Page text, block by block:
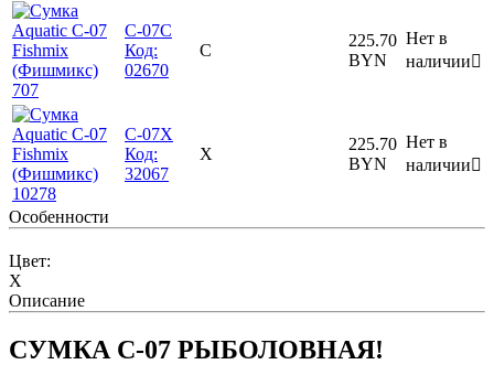
С-07С
Код:
02670
С
225.70
BYN
Нет в
наличии
С-07Х
Код:
32067
Х
225.70
BYN
Нет в
наличии
Особенности
Цвет:
Х
Описание
СУМКА С-07 РЫБОЛОВНАЯ!